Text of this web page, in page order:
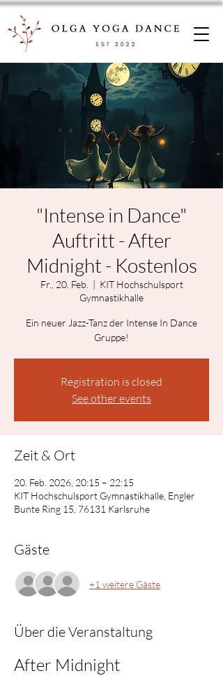
"Intense in Dance"
Auftritt - After
Midnight - Kostenlos
Fr., 20. Feb.
  |
KIT Hochschulsport
Gymnastikhalle
Ein neuer Jazz-Tanz der Intense In Dance
Gruppe!
Registration is closed
See other events
Zeit & Ort
20. Feb. 2026, 20:15 – 22:15
KIT Hochschulsport Gymnastikhalle, Engler
Bunte Ring 15, 76131 Karlsruhe
Gäste
+1 weitere Gäste
Über die Veranstaltung
After Midnight